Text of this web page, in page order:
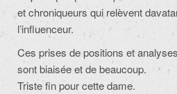
et chroniqueurs qui relèvent
l’influenceur.
Ces prises de positions et
sont biaisée et de beaucoup.
Triste fin pour cette dame.